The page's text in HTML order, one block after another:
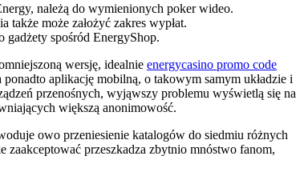
należą do wymienionych poker wideo.
także może założyć zakres wypłat.
gadżety spośród EnergyShop.
wersję, idealnie energycasino promo code
aplikację mobilną, o takowym samym układzie i
przenośnych, wyjąwszy problemu wyświetlą się na
większą anonimowość.
owo przeniesienie katalogów do siedmiu różnych
zaakceptować przeszkadza zbytnio mnóstwo fanom,